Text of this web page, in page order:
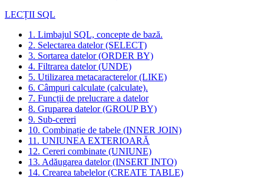
LECȚII SQL
1. Limbajul SQL, concepte de bază.
2. Selectarea datelor (SELECT)
3. Sortarea datelor (ORDER BY)
4. Filtrarea datelor (UNDE)
5. Utilizarea metacaracterelor (LIKE)
6. Câmpuri calculate (calculate).
7. Funcții de prelucrare a datelor
8. Gruparea datelor (GROUP BY)
9. Sub-cereri
10. Combinație de tabele (INNER JOIN)
11. UNIUNEA EXTERIOARĂ
12. Cereri combinate (UNIUNE)
13. Adăugarea datelor (INSERT INTO)
14. Crearea tabelelor (CREATE TABLE)